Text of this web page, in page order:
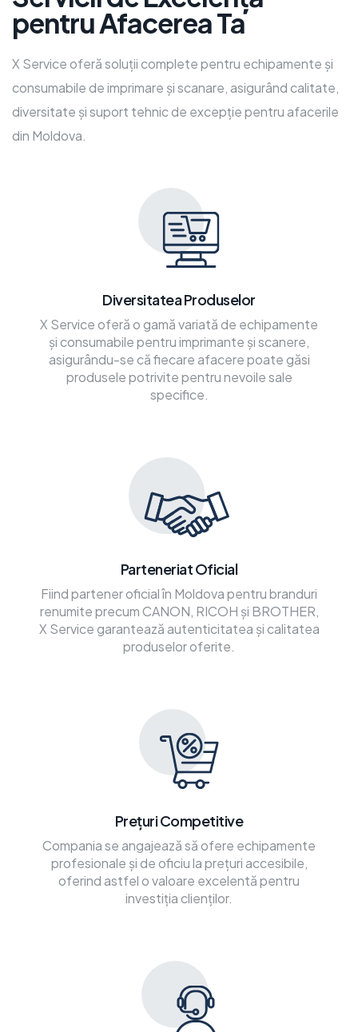
pentru Afacerea Ta
X Service oferă soluții complete pentru echipamente și
consumabile de imprimare și scanare, asigurând calitate,
diversitate și suport tehnic de excepție pentru afacerile
din Moldova.
Diversitatea Produselor
X Service oferă o gamă variată de echipamente
și consumabile pentru imprimante și scanere,
asigurându-se că fiecare afacere poate găsi
produsele potrivite pentru nevoile sale
specifice.
Parteneriat Oficial
Fiind partener oficial în Moldova pentru branduri
renumite precum CANON, RICOH și BROTHER,
X Service garantează autenticitatea și calitatea
produselor oferite.
Prețuri Competitive
Compania se angajează să ofere echipamente
profesionale și de oficiu la prețuri accesibile,
oferind astfel o valoare excelentă pentru
investiția clienților.